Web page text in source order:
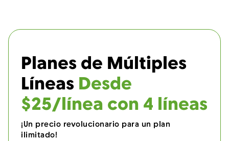
Planes de Múltiples
Líneas Desde
$25/línea con 4 líneas
¡Un precio revolucionario para un plan
ilimitado!